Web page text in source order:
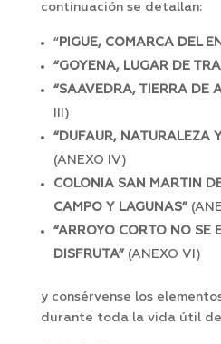
continuación se detallan:
“PIGUE, COMARCA DEL
“GOYENA, LUGAR DE
“SAAVEDRA, TIERRA DE
III)
“DUFAUR, NATURALEZA
(ANEXO IV)
COLONIA SAN MARTIN
CAMPO Y LAGUNAS”
“ARROYO CORTO NO SE
DISFRUTA” (ANEXO VI)
y consérvense los
durante toda la vida útil